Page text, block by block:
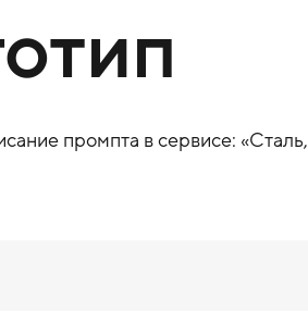
промпта в сервисе: «Сталь